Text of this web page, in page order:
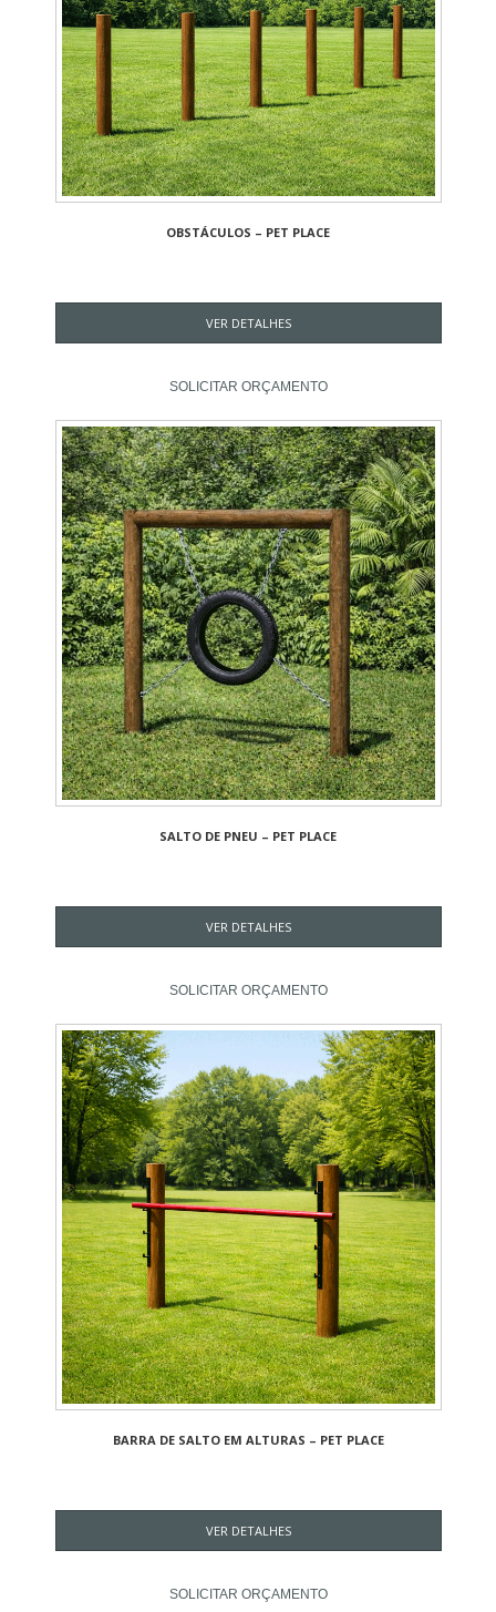
OBSTÁCULOS – PET PLACE
VER DETALHES
SOLICITAR ORÇAMENTO
SALTO DE PNEU – PET PLACE
VER DETALHES
SOLICITAR ORÇAMENTO
BARRA DE SALTO EM ALTURAS – PET PLACE
VER DETALHES
SOLICITAR ORÇAMENTO